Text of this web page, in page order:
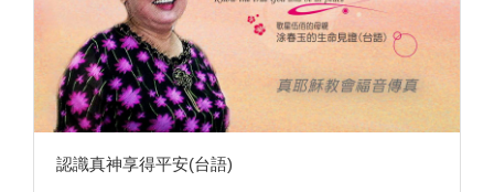
認識真神享得平安(台語)